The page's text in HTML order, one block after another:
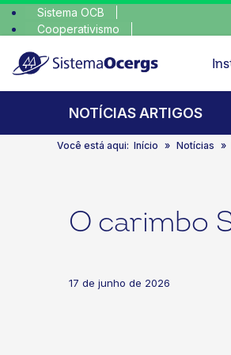
Sistema OCB
Cooperativismo
NOTÍCIAS ARTIGOS
Você está aqui: Início Notícias
O carimbo
17 de junho de 2026